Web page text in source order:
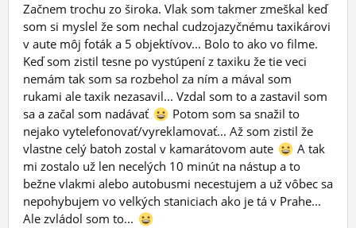
Začnem trochu zo široka. Vlak som takmer zmeškal keď
som si myslel že som nechal cudzojazyčnému taxikárovi
v aute môj foták a 5 objektívov... Bolo to ako vo filme.
Keď som zistil tesne po vystúpení z taxiku že tie veci
nemám tak som sa rozbehol za ním a mával som
rukami ale taxik nezasavil... Vzdal som to a zastavil som
sa a začal som nadávať
Potom som sa snažil to
nejako vytelefonovať/vyreklamovať... Až som zistil že
vlastne celý batoh zostal v kamarátovom aute
A tak
mi zostalo už len necelých 10 minút na nástup a to
bežne vlakmi alebo autobusmi necestujem a už vôbec sa
nepohybujem vo velkých staniciach ako je tá v Prahe...
Ale zvládol som to...